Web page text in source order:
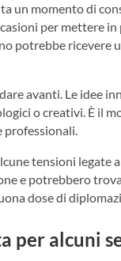
un momento di
per mettere
potrebbe ricevere
avanti. Le
o creativi. È il
professionali.
tensioni
e potrebbero
dose di
per alcuni